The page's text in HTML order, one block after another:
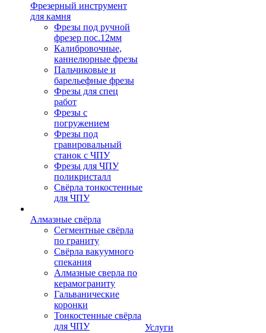
Фрезерный инструмент
для камня
Фрезы под ручной
фрезер пос.12мм
Калибровочные,
каннелюрные фрезы
Пальчиковые и
барельефные фрезы
Фрезы для спец
работ
Фрезы с
погружением
Фрезы под
гравировальный
станок с ЧПУ
Фрезы для ЧПУ
поликристалл
Свёрла тонкостенные
для ЧПУ
Алмазные свёрла
Сегментные свёрла
по граниту
Свёрла вакуумного
спекания
Алмазные сверла по
керамограниту
Гальванические
коронки
Тонкостенные свёрла
для ЧПУ
Услуги